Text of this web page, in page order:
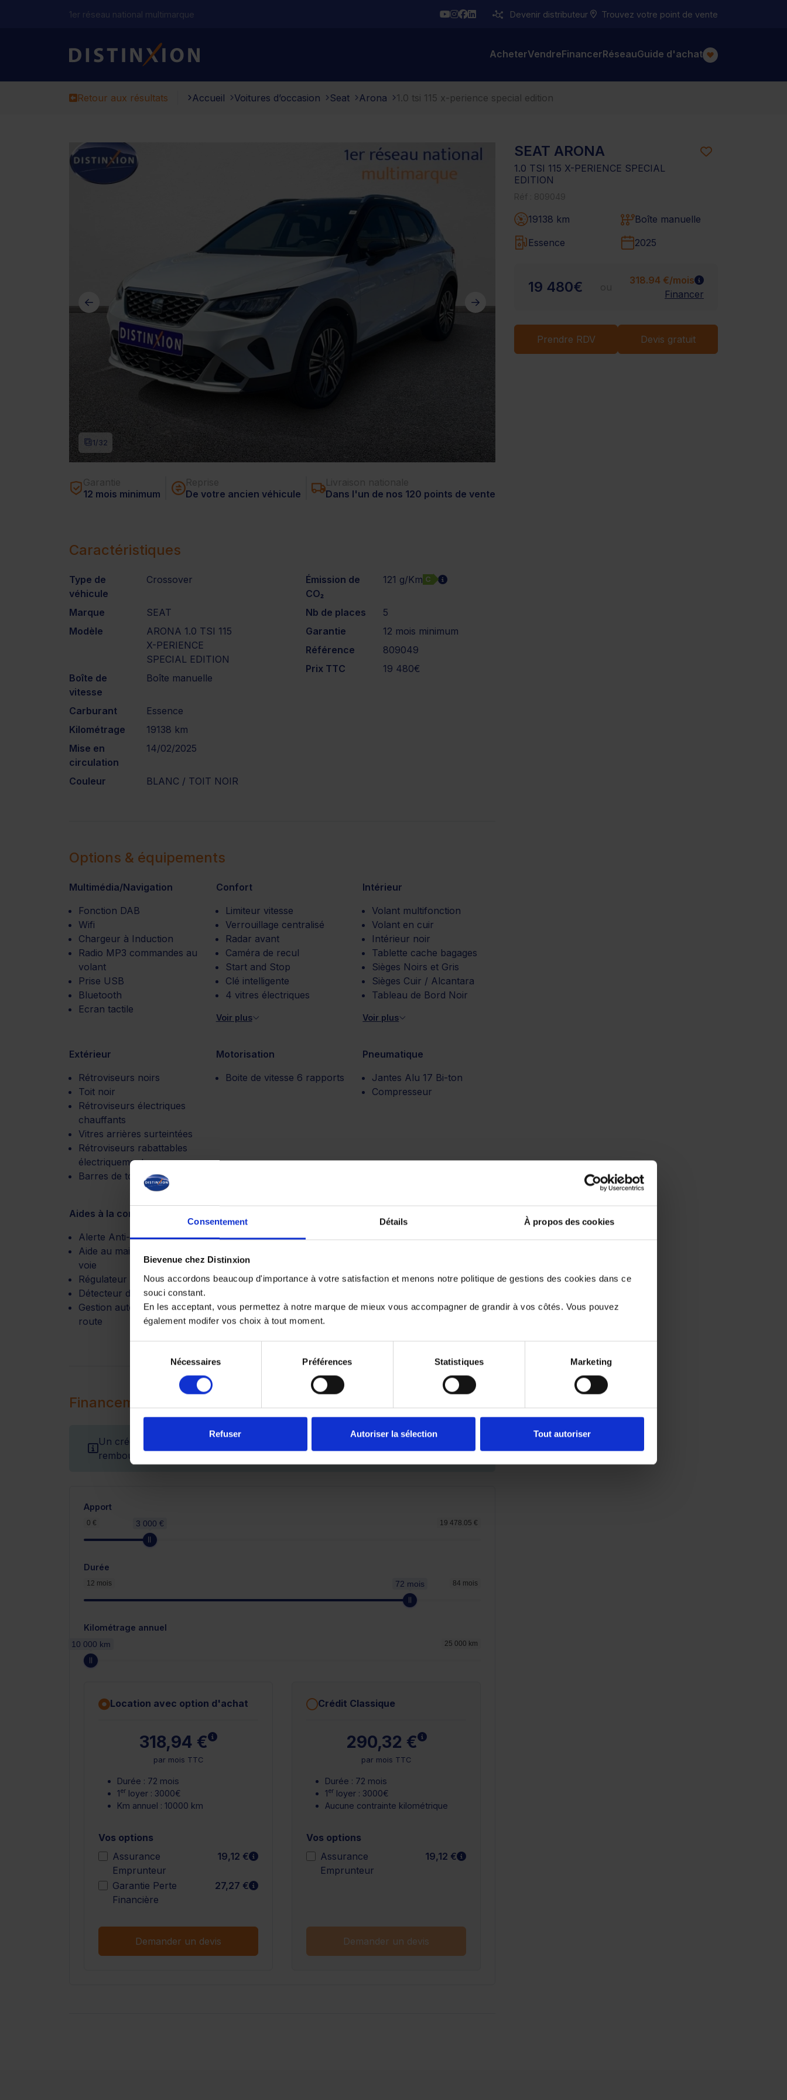
Consentement Détails À propos des cookies
Bievenue chez Distinxion
Nous accordons beaucoup d'importance à votre satisfaction et menons notre politique de gestions des cookies dans ce
souci constant.
En les acceptant, vous permettez à notre marque de mieux vous accompagner de grandir à vos côtés. Vous pouvez
également modifer vos choix à tout moment.
consentement
Nécessaires Préférences Statistiques Marketing
Refuser Autoriser la sélection Tout autoriser
1er réseau national multimarque YouTube
Instagram
Facebook
LinkedinDevenir distributeur Trouvez votre point de vente
Distinxion AcheterVendreFinancerRéseauGuide d'achat
Retour aux résultats Accueil Voitures d’occasion Seat Arona 1.0 tsi 115 x-perience special edition
SEAT ARONA
1.0 TSI 115 X-PERIENCE SPECIAL
EDITION
19138 km
Boîte manuelle
Essence
2025
19 480€
318.94 €/mois
Financer
Prendre RDV Devis gratuit
Chargement...
1/32
12 mois minimum
De votre ancien véhicule
Dans l'un de nos 120 points de vente
Caractéristiques
Type de
véhicule
Crossover
Marque
SEAT
Modèle
ARONA 1.0 TSI 115
X-PERIENCE
SPECIAL EDITION
Boîte de
vitesse
Boîte manuelle
Carburant
Essence
Kilométrage
19138 km
Mise en
circulation
14/02/2025
Couleur BLANC / TOIT NOIR
Émission de
CO₂
121 g/Km C
Nb de places
5
Garantie
12 mois minimum
Référence
809049
Prix TTC
19 480€
Options & équipements
Multimédia/Navigation
Fonction DAB
Wifi
Chargeur à Induction
Radio MP3 commandes au
volant
Prise USB
Bluetooth
Ecran tactile
Confort
Limiteur vitesse
Verrouillage centralisé
Radar avant
Caméra de recul
Start and Stop
Clé intelligente
4 vitres électriques
Voir plus
Intérieur
Volant multifonction
Volant en cuir
Intérieur noir
Tablette cache bagages
Sièges Noirs et Gris
Sièges Cuir / Alcantara
Tableau de Bord Noir
Voir plus
Extérieur
Rétroviseurs noirs
Toit noir
Rétroviseurs électriques
chauffants
Vitres arrières surteintées
Rétroviseurs rabattables
électriquement
Barres de toit alu
Motorisation
Boite de vitesse 6 rapports
Pneumatique
Jantes Alu 17 Bi-ton
Compresseur
Aides à la conduite
Alerte Anti-Collision
Aide au maintien dans la
voie
Régulateur vitesse adaptatif
Détecteur d'Angles Morts
Gestion auto des feux de
route
Feux de jour à led
Financement
Un crédit vous engage et doit être remboursé. Vérifiez vos capacités de
remboursement avant de vous engager.
Apport
0 € 19 478.05 €
3 000 €
Durée
12 mois 84 mois
72 mois
Kilométrage annuel
25 000 km
10 000 km
Location avec option d'achat
318,94 € En savoir plus
par mois TTC
Durée : 72 mois
1er loyer : 3000€
Km annuel : 10000 km
Vos options
Assurance
Emprunteur
19,12 € En savoir plus
Garantie Perte
Financière
27,27 € En savoir plus
Demander un devis
Crédit Classique
290,32 € En savoir plus
par mois TTC
Durée : 72 mois
1er loyer : 3000€
Aucune contrainte kilométrique
Vos options
Assurance
Emprunteur
19,12 € En savoir plus
Demander un devis